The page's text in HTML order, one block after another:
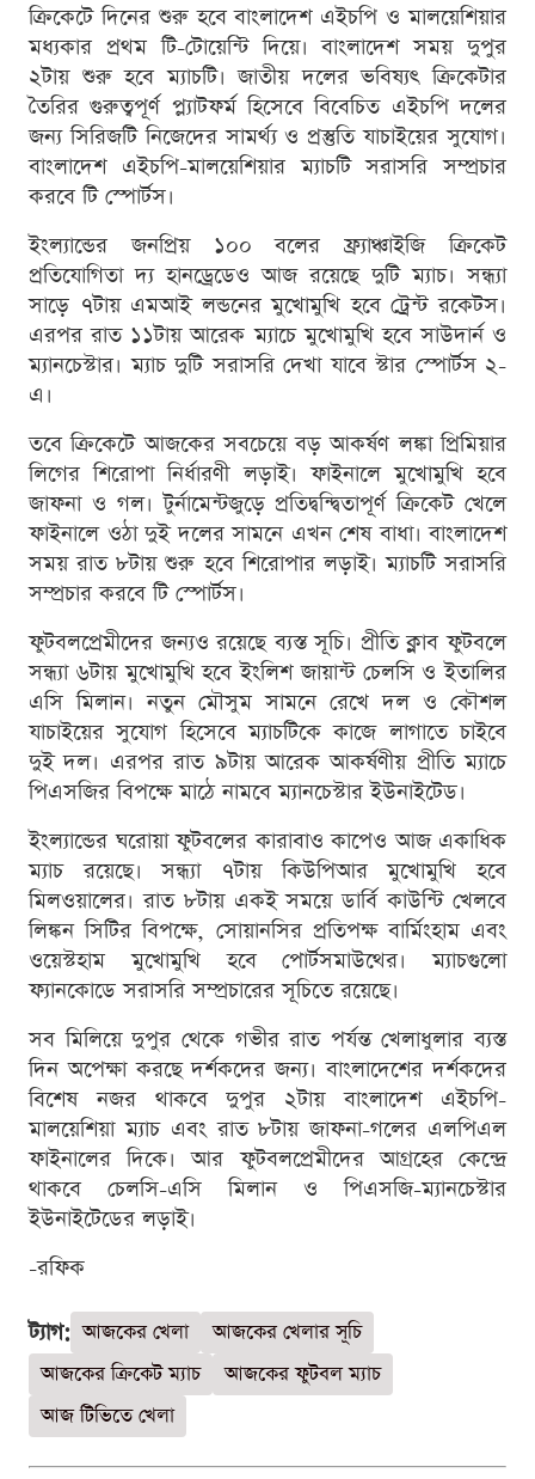
ক্রিকেটে দিনের শুরু হবে বাংলাদেশ এইচপি ও মালয়েশিয়ার
মধ্যকার প্রথম টি-টোয়েন্টি দিয়ে। বাংলাদেশ সময় দুপুর
২টায় শুরু হবে ম্যাচটি। জাতীয় দলের ভবিষ্যৎ ক্রিকেটার
তৈরির গুরুত্বপূর্ণ প্ল্যাটফর্ম হিসেবে বিবেচিত এইচপি দলের
জন্য সিরিজটি নিজেদের সামর্থ্য ও প্রস্তুতি যাচাইয়ের সুযোগ।
বাংলাদেশ এইচপি-মালয়েশিয়ার ম্যাচটি সরাসরি সম্প্রচার
করবে টি স্পোর্টস।
ইংল্যান্ডের জনপ্রিয় ১০০ বলের ফ্র্যাঞ্চাইজি ক্রিকেট
প্রতিযোগিতা দ্য হানড্রেডেও আজ রয়েছে দুটি ম্যাচ। সন্ধ্যা
সাড়ে ৭টায় এমআই লন্ডনের মুখোমুখি হবে ট্রেন্ট রকেটস।
এরপর রাত ১১টায় আরেক ম্যাচে মুখোমুখি হবে সাউদার্ন ও
ম্যানচেস্টার। ম্যাচ দুটি সরাসরি দেখা যাবে স্টার স্পোর্টস ২-
এ।
তবে ক্রিকেটে আজকের সবচেয়ে বড় আকর্ষণ লঙ্কা প্রিমিয়ার
লিগের শিরোপা নির্ধারণী লড়াই। ফাইনালে মুখোমুখি হবে
জাফনা ও গল। টুর্নামেন্টজুড়ে প্রতিদ্বন্দ্বিতাপূর্ণ ক্রিকেট খেলে
ফাইনালে ওঠা দুই দলের সামনে এখন শেষ বাধা। বাংলাদেশ
সময় রাত ৮টায় শুরু হবে শিরোপার লড়াই। ম্যাচটি সরাসরি
সম্প্রচার করবে টি স্পোর্টস।
ফুটবলপ্রেমীদের জন্যও রয়েছে ব্যস্ত সূচি। প্রীতি ক্লাব ফুটবলে
সন্ধ্যা ৬টায় মুখোমুখি হবে ইংলিশ জায়ান্ট চেলসি ও ইতালির
এসি মিলান। নতুন মৌসুম সামনে রেখে দল ও কৌশল
যাচাইয়ের সুযোগ হিসেবে ম্যাচটিকে কাজে লাগাতে চাইবে
দুই দল। এরপর রাত ৯টায় আরেক আকর্ষণীয় প্রীতি ম্যাচে
পিএসজির বিপক্ষে মাঠে নামবে ম্যানচেস্টার ইউনাইটেড।
ইংল্যান্ডের ঘরোয়া ফুটবলের কারাবাও কাপেও আজ একাধিক
ম্যাচ রয়েছে। সন্ধ্যা ৭টায় কিউপিআর মুখোমুখি হবে
মিলওয়ালের। রাত ৮টায় একই সময়ে ডার্বি কাউন্টি খেলবে
লিঙ্কন সিটির বিপক্ষে, সোয়ানসির প্রতিপক্ষ বার্মিংহাম এবং
ওয়েস্টহাম মুখোমুখি হবে পোর্টসমাউথের। ম্যাচগুলো
ফ্যানকোডে সরাসরি সম্প্রচারের সূচিতে রয়েছে।
সব মিলিয়ে দুপুর থেকে গভীর রাত পর্যন্ত খেলাধুলার ব্যস্ত
দিন অপেক্ষা করছে দর্শকদের জন্য। বাংলাদেশের দর্শকদের
বিশেষ নজর থাকবে দুপুর ২টায় বাংলাদেশ এইচপি-
মালয়েশিয়া ম্যাচ এবং রাত ৮টায় জাফনা-গলের এলপিএল
ফাইনালের দিকে। আর ফুটবলপ্রেমীদের আগ্রহের কেন্দ্রে
থাকবে চেলসি-এসি মিলান ও পিএসজি-ম্যানচেস্টার
ইউনাইটেডের লড়াই।
-রফিক
ট্যাগ: আজকের খেলা
আজকের খেলার সূচি
আজকের ক্রিকেট ম্যাচ
আজকের ফুটবল ম্যাচ
আজ টিভিতে খেলা